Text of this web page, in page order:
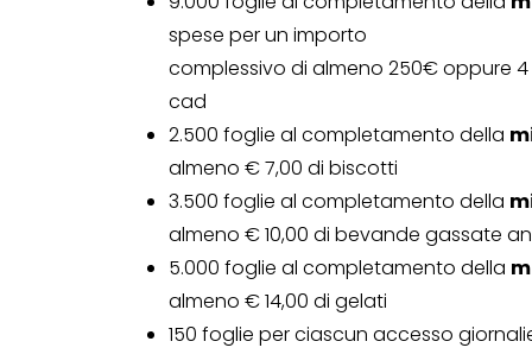
spese per un importo
complessivo di almeno 250€ oppure
cad
2.500 foglie al completamento della
almeno € 7,00 di biscotti
3.500 foglie al completamento della
almeno € 10,00 di bevande gassate
5.000 foglie al completamento della
almeno € 14,00 di gelati
150 foglie per ciascun accesso
CONCORSI A PREMIO
CONCORSI CON